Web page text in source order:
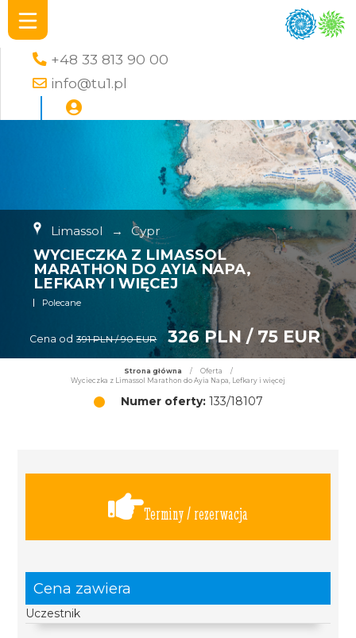
+48 33 813 90 00
info@tu1.pl
Limassol → Cypr
WYCIECZKA Z LIMASSOL
MARATHON DO AYIA NAPA,
LEFKARY I WIĘCEJ
Polecane
Cena od 391 PLN / 90 EUR 326 PLN / 75 EUR
Strona główna / Oferta
/
Wycieczka z Limassol Marathon do Ayia Napa, Lefkary i więcej
Numer oferty:133/18107
Terminy / rezerwacja
Cena zawiera
Uczestnik